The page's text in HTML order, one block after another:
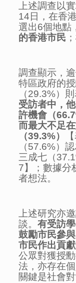
上述調查以
14日，在香
選出6個地點
的香港市民
調查顯示，
特區政府的
（29.3%）
受訪者中，
許機會（
而最大不足
（39.3%）
（57.6%）
三成七（
7】；數據分
者想法。
上述研究亦
談。有受訪
鼓勵市民參
市民作出貢
公眾對獲授
法，亦存在
關鍵是社會